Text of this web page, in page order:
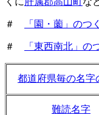
＃ 「園・薗」のつ
＃ 「東西南北」の
都道府県毎の名字
難読名字